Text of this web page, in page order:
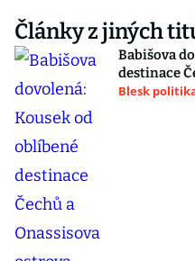
Články z jiných
Babišova
destinace
Blesk